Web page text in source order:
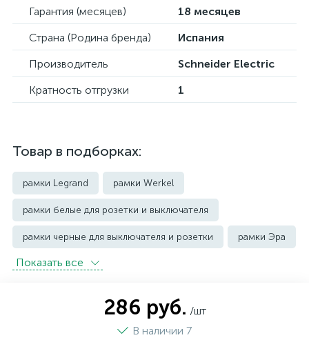
Гарантия (месяцев)
18 месяцев
Страна (Родина бренда)
Испания
Производитель
Schneider Electric
Кратность отгрузки
1
Товар в подборках:
рамки Legrand рамки Werkel
рамки белые для розетки и выключателя
рамки черные для выключателя и розетки рамки Эра
Показать всe
286 руб. /шт
В наличии 7